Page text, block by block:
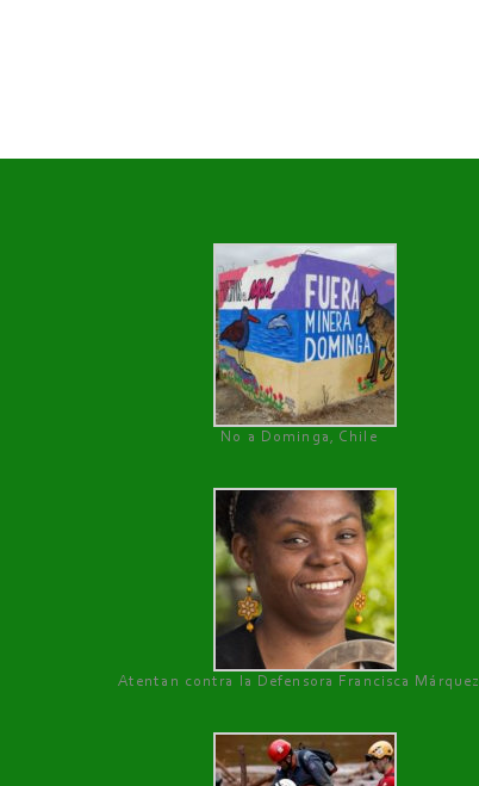
No a Dominga, Chile
Atentan contra la Defensora Francisca Márquez